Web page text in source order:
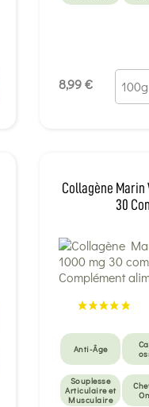
8,99 €
Collagène Marin
30
Anti-Âge
Souplesse
Articulaire et
Musculaire